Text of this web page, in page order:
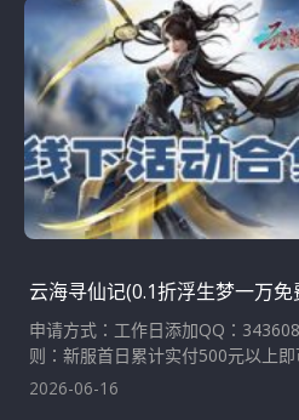
云海寻仙记(0.1折浮生梦一万
申请方式：工作日添加QQ：
则：新服首日累计实付500元以上即
2026-06-16